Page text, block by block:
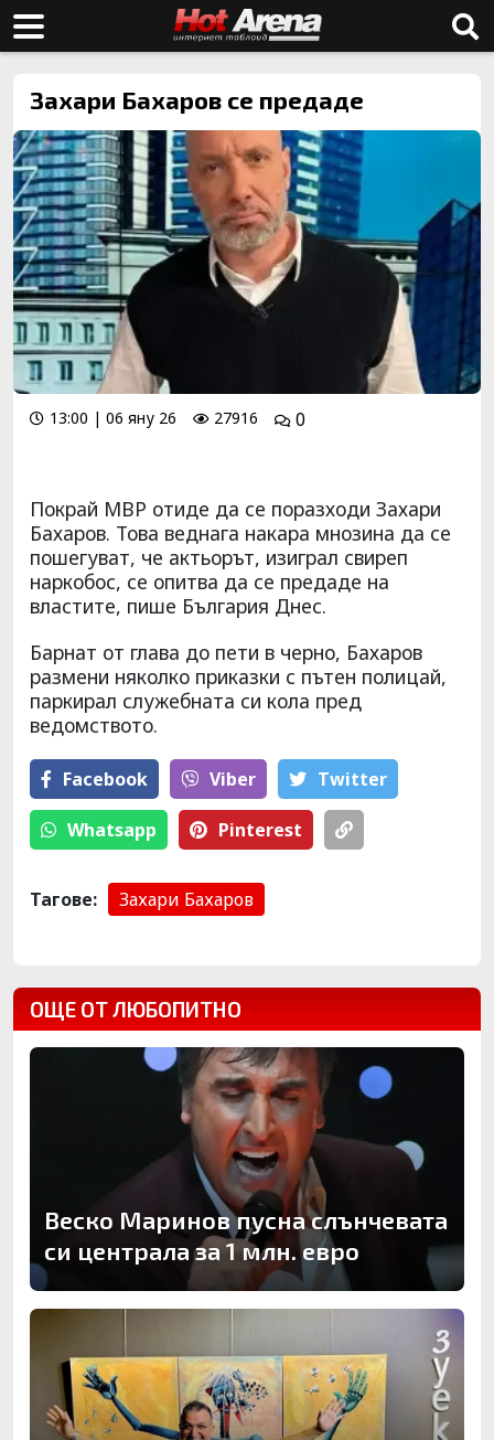
Захари Бахаров се предаде
13:00 | 06 яну 26 27916 0
Покрай МВР отиде да се поразходи Захари
Бахаров. Това веднага накара мнозина да се
пошегуват, че актьорът, изиграл свиреп
наркобос, се опитва да се предаде на
властите, пише България Днес.
Барнат от глава до пети в черно, Бахаров
размени няколко приказки с пътен полицай,
паркирал служебната си кола пред
ведомството.
Facebook Viber Тwitter
Whatsapp Pinterest
Тагове: Захари Бахаров
ОЩЕ ОТ ЛЮБОПИТНО
Веско Маринов пусна слънчевата
си централа за 1 млн. евро